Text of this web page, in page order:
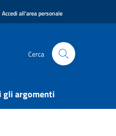
Accedi all'area personale
Cerca
gli argomenti